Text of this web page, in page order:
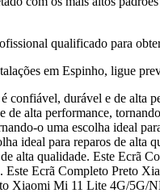
qualificado para
em Espinho, ligue
durável e de alta
alta performance,
o uma escolha ideal
ideal para reparos de
alta qualidade. Este
Este Ecrã Completo
Xiaomi Mi 11 Lite 4G/